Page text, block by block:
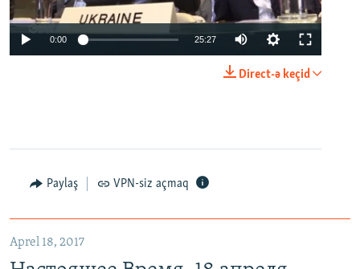
0:00 25:27
Direct-ə keçid
Paylaş VPN-siz açmaq
Aprel 18, 2017